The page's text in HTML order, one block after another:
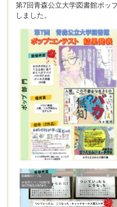
第7回青森公立大学図書館ポッ
しました。